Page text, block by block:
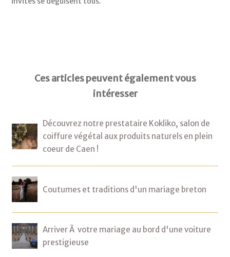
Ces articles peuvent également vous
intéresser
Découvrez notre prestataire Kokliko, salon de
coiffure végétal aux produits naturels en plein
coeur de Caen !
Coutumes et traditions d'un mariage breton
Arriver Ã votre mariage au bord d'une voiture
prestigieuse